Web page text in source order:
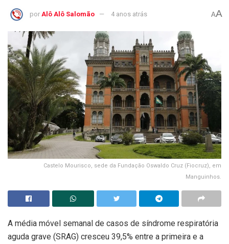
por Alô Alô Salomão 4 anos atrás AA
Castelo Mourisco, sede da Fundação Oswaldo Cruz (Fiocruz), em
Manguinhos.
A média móvel semanal de casos de síndrome respiratória
aguda grave (SRAG) cresceu 39,5% entre a primeira e a